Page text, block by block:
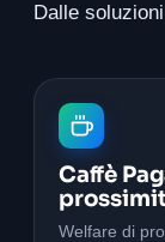
Dalle
Caffè
Welfare di